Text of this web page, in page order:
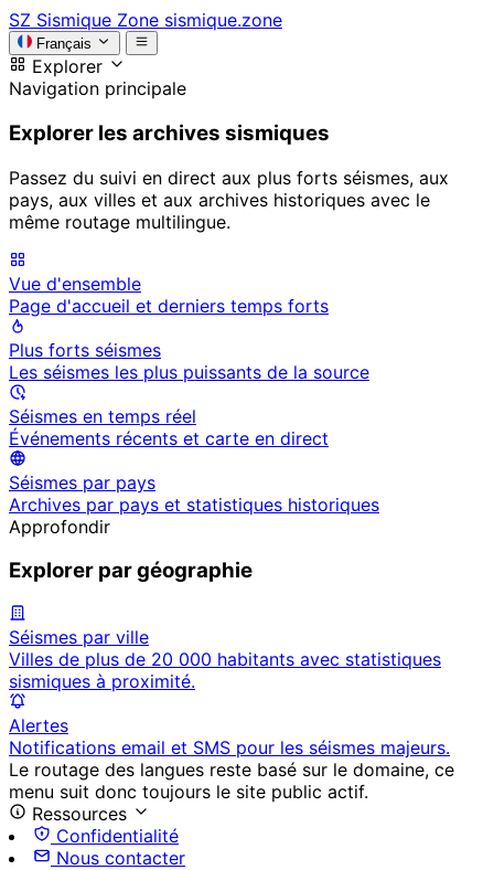
SZ Sismique Zone sismique.zone
Français
Explorer
Navigation principale
Explorer les archives sismiques
Passez du suivi en direct aux plus forts séismes, aux
pays, aux villes et aux archives historiques avec le
même routage multilingue.
Vue d'ensemble
Page d'accueil et derniers temps forts
Plus forts séismes
Les séismes les plus puissants de la source
Séismes en temps réel
Événements récents et carte en direct
Séismes par pays
Archives par pays et statistiques historiques
Approfondir
Explorer par géographie
Séismes par ville
Villes de plus de 20 000 habitants avec statistiques
sismiques à proximité.
Alertes
Notifications email et SMS pour les séismes majeurs.
Le routage des langues reste basé sur le domaine, ce
menu suit donc toujours le site public actif.
Ressources
Confidentialité
Nous contacter